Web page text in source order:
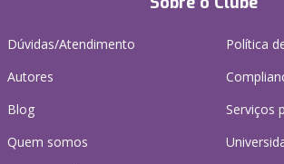
Dúvidas/Atendimento
Autores
Blog
Quem somos
Política
Serviços